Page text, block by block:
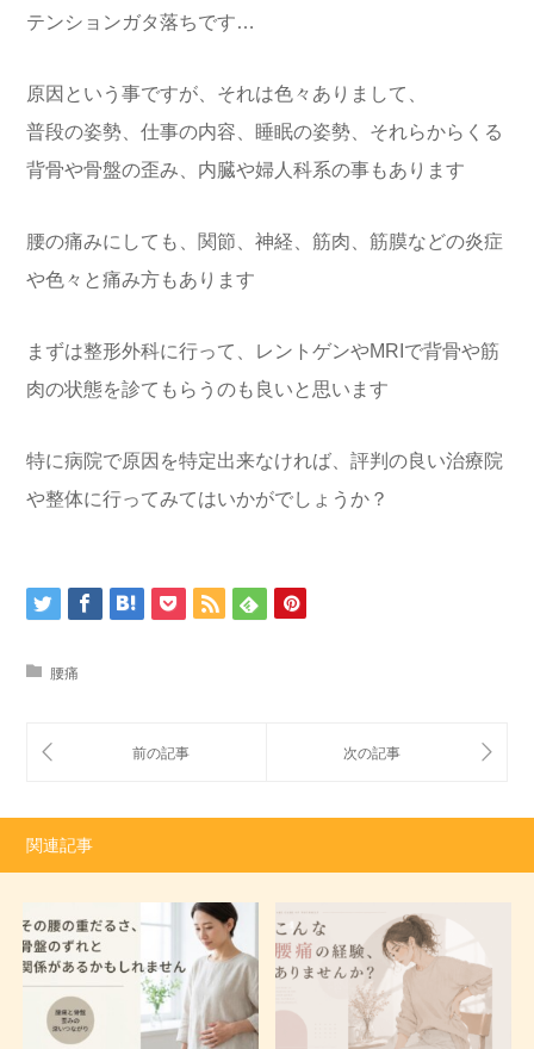
テンションガタ落ちです…
原因という事ですが、それは色々ありまして、
普段の姿勢、仕事の内容、睡眠の姿勢、それらからくる
背骨や骨盤の歪み、内臓や婦人科系の事もあります
腰の痛みにしても、関節、神経、筋肉、筋膜などの炎症
や色々と痛み方もあります
まずは整形外科に行って、レントゲンやMRIで背骨や筋
肉の状態を診てもらうのも良いと思います
特に病院で原因を特定出来なければ、評判の良い治療院
や整体に行ってみてはいかがでしょうか？
腰痛
関連記事